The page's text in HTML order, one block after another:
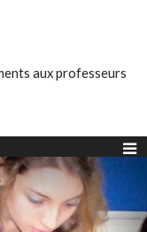
aux professeurs